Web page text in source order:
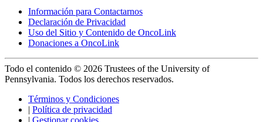
Información para Contactarnos
Declaración de Privacidad
Uso del Sitio y Contenido de OncoLink
Donaciones a OncoLink
Todo el contenido © 2026 Trustees of the University of
Pennsylvania. Todos los derechos reservados.
Términos y Condiciones
| Política de privacidad
| Gestionar cookies